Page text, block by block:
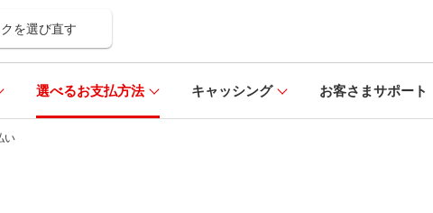
を選び直す
選べるお支払方法 キャッシング お客さまサポート
い